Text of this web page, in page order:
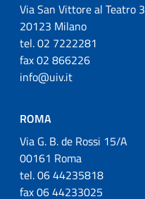
Via San Vittore al Teatro 3
20123 Milano
tel. 02 7222281
fax 02 866226
info@uiv.it
ROMA
Via G. B. de Rossi 15/A
00161 Roma
tel. 06 44235818
fax 06 44233025